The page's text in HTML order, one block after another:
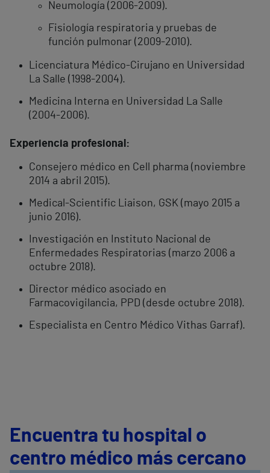
Neumología (2006-2009).
Fisiología respiratoria y pruebas de
función pulmonar (2009-2010).
Licenciatura Médico-Cirujano en Universidad
La Salle (1998-2004).
Medicina Interna en Universidad La Salle
(2004-2006).
Experiencia profesional:
Consejero médico en Cell pharma (noviembre
2014 a abril 2015).
Medical-Scientific Liaison, GSK (mayo 2015 a
junio 2016).
Investigación en Instituto Nacional de
Enfermedades Respiratorias (marzo 2006 a
octubre 2018).
Director médico asociado en
Farmacovigilancia, PPD (desde octubre 2018).
Especialista en Centro Médico Vithas Garraf).
Encuentra tu hospital o
centro médico más cercano